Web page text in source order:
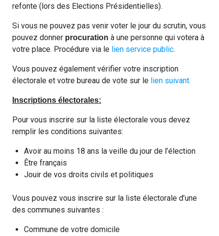
refonte (lors des Elections Présidentielles).
Si vous ne pouvez pas venir voter le jour du scrutin, vous
pouvez donner procuration à une personne qui votera à
votre place. Procédure via le lien service public.
Vous pouvez également vérifier votre inscription
électorale et votre bureau de vote sur le lien suivant.
Inscriptions électorales:
Pour vous inscrire sur la liste électorale vous devez
remplir les conditions suivantes:
Avoir au moins 18 ans la veille du jour de l’élection
Être français
Jouir de vos droits civils et politiques
Vous pouvez vous inscrire sur la liste électorale d’une
des communes suivantes :
Commune de votre domicile